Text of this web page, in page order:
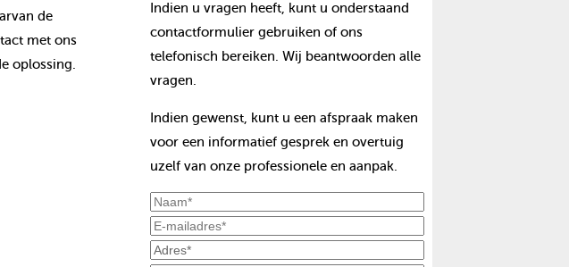
de
met ons
oplossing.
Indien u vragen heeft, kunt u onderstaand
contactformulier gebruiken of ons
telefonisch bereiken. Wij beantwoorden alle
vragen.
Indien gewenst, kunt u een afspraak maken
voor een informatief gesprek en overtuig
uzelf van onze professionele en aanpak.